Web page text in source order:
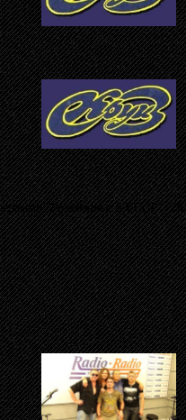
"Рожденные в СССР"26